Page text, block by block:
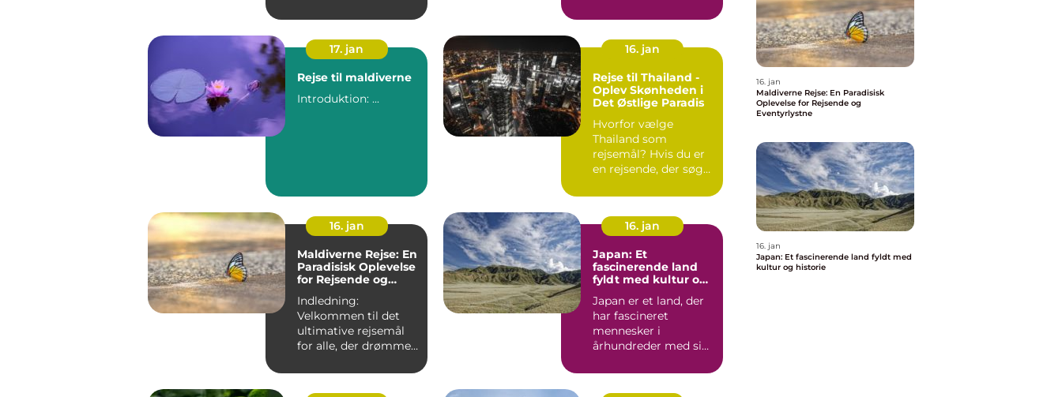
solhungr...
blanding a...
17. jan
Rejse til maldiverne
Introduktion: ...
16. jan
Rejse til Thailand -
Oplev Skønheden i
Det Østlige Paradis
Hvorfor vælge
Thailand som
rejsemål? Hvis du er
en rejsende, der søger
med sol...
16. jan
Maldiverne Rejse: En
Paradisisk Oplevelse
for Rejsende og
Indledning:
Velkommen til det
ultimative rejsemål
for alle, der drømmer
paradisisk...
16. jan
Japan: Et
fascinerende land
fyldt med kultur og
Japan er et land, der
har fascineret
mennesker i
århundreder med sin
tradition og...
16. jan
Maldiverne Rejse: En Paradisisk
Oplevelse for Rejsende og
Eventyrlystne
16. jan
Japan: Et fascinerende land fyldt med
kultur og historie